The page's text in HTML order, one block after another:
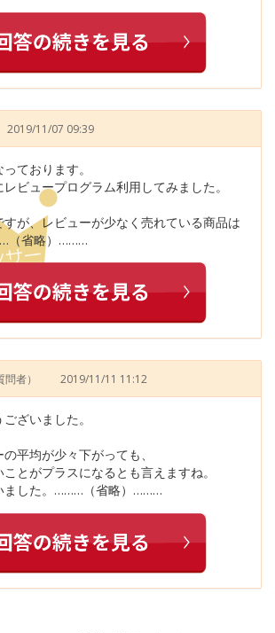
2019/11/07 09:39
ております。
ビュープログラム利用してみました。
が、レビューが少なく売れている商品は
（省略）………
問者） 2019/11/11 11:12
ざいました。
平均が少々下がっても、
とがプラスになるとも言えますね。
ました。………（省略）………